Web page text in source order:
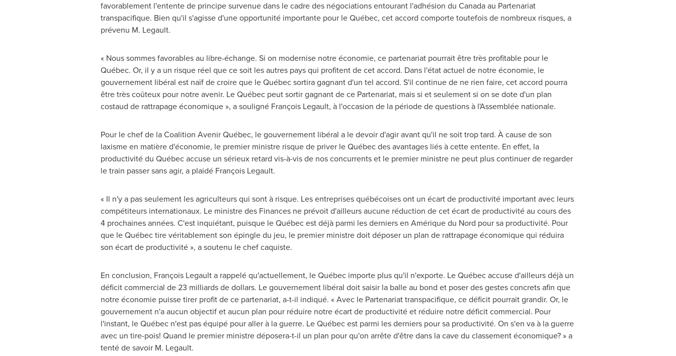
favorablement l'entente de principe survenue dans le cadre des négociations entourant l'adhésion du Canadaau Partenariat
transpacifique. Bien qu'il s'agisse d'une opportunité importante pour le Québec, cet accord comporte toutefois de nombreux risques, a
prévenu M. Legault.
« Nous sommes favorables au libre-échange. Si on modernise notre économie, ce partenariat pourrait être très profitable pour le
Québec. Or, il y a un risque réel que ce soit les autres pays qui profitent de cet accord. Dans l'état actuel de notre économie, le
gouvernement libéral est naïf de croire que le Québec sortira gagnant d'un tel accord. S'il continue de ne rien faire, cet accord pourra
être très coûteux pour notre avenir. Le Québec peut sortir gagnant de ce Partenariat, mais si et seulement si on se dote d'un plan
costaud de rattrapage économique », a souligné François Legault, à l'occasion de la période de questions à l'Assemblée nationale.
Pour le chef de la Coalition Avenir Québec, le gouvernement libéral a le devoir d'agir avant qu'il ne soit trop tard. À cause de son
laxisme en matière d'économie, le premier ministre risque de priver le Québec des avantages liés à cette entente. En effet, la
productivité du Québec accuse un sérieux retard vis-à-vis de nos concurrents et le premier ministre ne peut plus continuer de regarder
le train passer sans agir, a plaidé François Legault.
« Il n'y a pas seulement les agriculteurs qui sont à risque. Les entreprises québécoises ont un écart de productivité important avec leurs
compétiteurs internationaux. Le ministre des Finances ne prévoit d'ailleurs aucune réduction de cet écart de productivité au cours des
4 prochaines années. C'est inquiétant, puisque le Québec est déjà parmi les derniers en Amérique du Nord pour sa productivité. Pour
que le Québec tire véritablement son épingle du jeu, le premier ministre doit déposer un plan de rattrapage économique qui réduira
son écart de productivité », a soutenu le chef caquiste.
En conclusion, François Legault a rappelé qu'actuellement, le Québec importe plus qu'il n'exporte. Le Québec accuse d'ailleurs déjà un
déficit commercial de 23 milliards de dollars. Le gouvernement libéral doit saisir la balle au bond et poser des gestes concrets afin que
notre économie puisse tirer profit de ce partenariat, a-t-il indiqué. « Avec le Partenariat transpacifique, ce déficit pourrait grandir. Or, le
gouvernement n'a aucun objectif et aucun plan pour réduire notre écart de productivité et réduire notre déficit commercial. Pour
l'instant, le Québec n'est pas équipé pour aller à la guerre. Le Québec est parmi les derniers pour sa productivité. On s'en va à la guerre
avec un tire-pois! Quand le premier ministre déposera-t-il un plan pour qu'on arrête d'être dans la cave du classement économique? » a
tenté de savoir M. Legault.